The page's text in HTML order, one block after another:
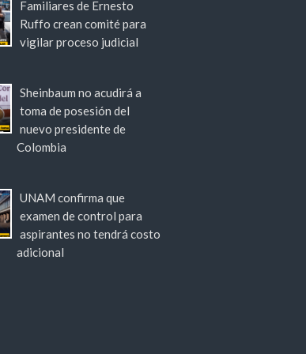
Familiares de Ernesto
Ruffo crean comité para
vigilar proceso judicial
Sheinbaum no acudirá a
toma de posesión del
nuevo presidente de
Colombia
UNAM confirma que
examen de control para
aspirantes no tendrá costo
adicional